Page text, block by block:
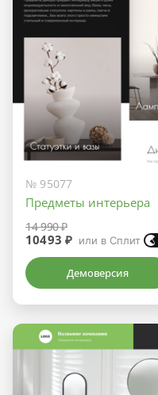
№ 95077
Предметы интерьера
14 990 ₽
10493 ₽ или в Сплит
Демоверсия